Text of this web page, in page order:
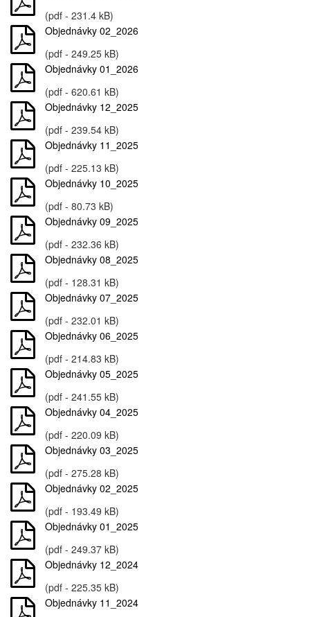
(pdf - 231.4 kB)
Objednávky 02_2026
(pdf - 249.25 kB)
Objednávky 01_2026
(pdf - 620.61 kB)
Objednávky 12_2025
(pdf - 239.54 kB)
Objednávky 11_2025
(pdf - 225.13 kB)
Objednávky 10_2025
(pdf - 80.73 kB)
Objednávky 09_2025
(pdf - 232.36 kB)
Objednávky 08_2025
(pdf - 128.31 kB)
Objednávky 07_2025
(pdf - 232.01 kB)
Objednávky 06_2025
(pdf - 214.83 kB)
Objednávky 05_2025
(pdf - 241.55 kB)
Objednávky 04_2025
(pdf - 220.09 kB)
Objednávky 03_2025
(pdf - 275.28 kB)
Objednávky 02_2025
(pdf - 193.49 kB)
Objednávky 01_2025
(pdf - 249.37 kB)
Objednávky 12_2024
(pdf - 225.35 kB)
Objednávky 11_2024